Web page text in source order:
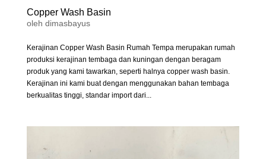
Copper Wash Basin
oleh dimasbayus
Kerajinan Copper Wash Basin Rumah Tempa merupakan rumah
produksi kerajinan tembaga dan kuningan dengan beragam
produk yang kami tawarkan, seperti halnya copper wash basin.
Kerajinan ini kami buat dengan menggunakan bahan tembaga
berkualitas tinggi, standar import dari...